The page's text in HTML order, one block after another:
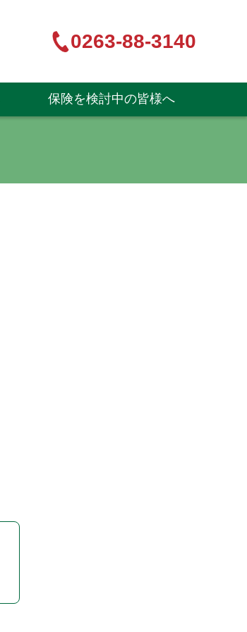
0263-88-3140
保険を検討中の皆様へ